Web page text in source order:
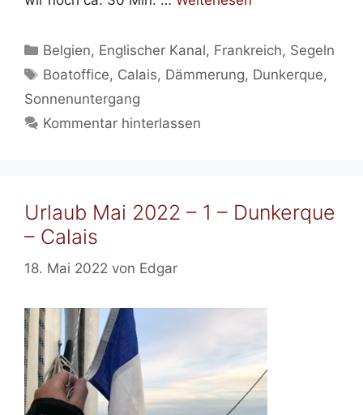
Kategorien
Belgien, Englischer Kanal, Frankreich, Segeln
Schlagwörter
Boatoffice, Calais, Dämmerung, Dunkerque,
Sonnenuntergang
Kommentar hinterlassen
Urlaub Mai 2022 – 1 – Dunkerque
– Calais
18. Mai 2022 von Edgar